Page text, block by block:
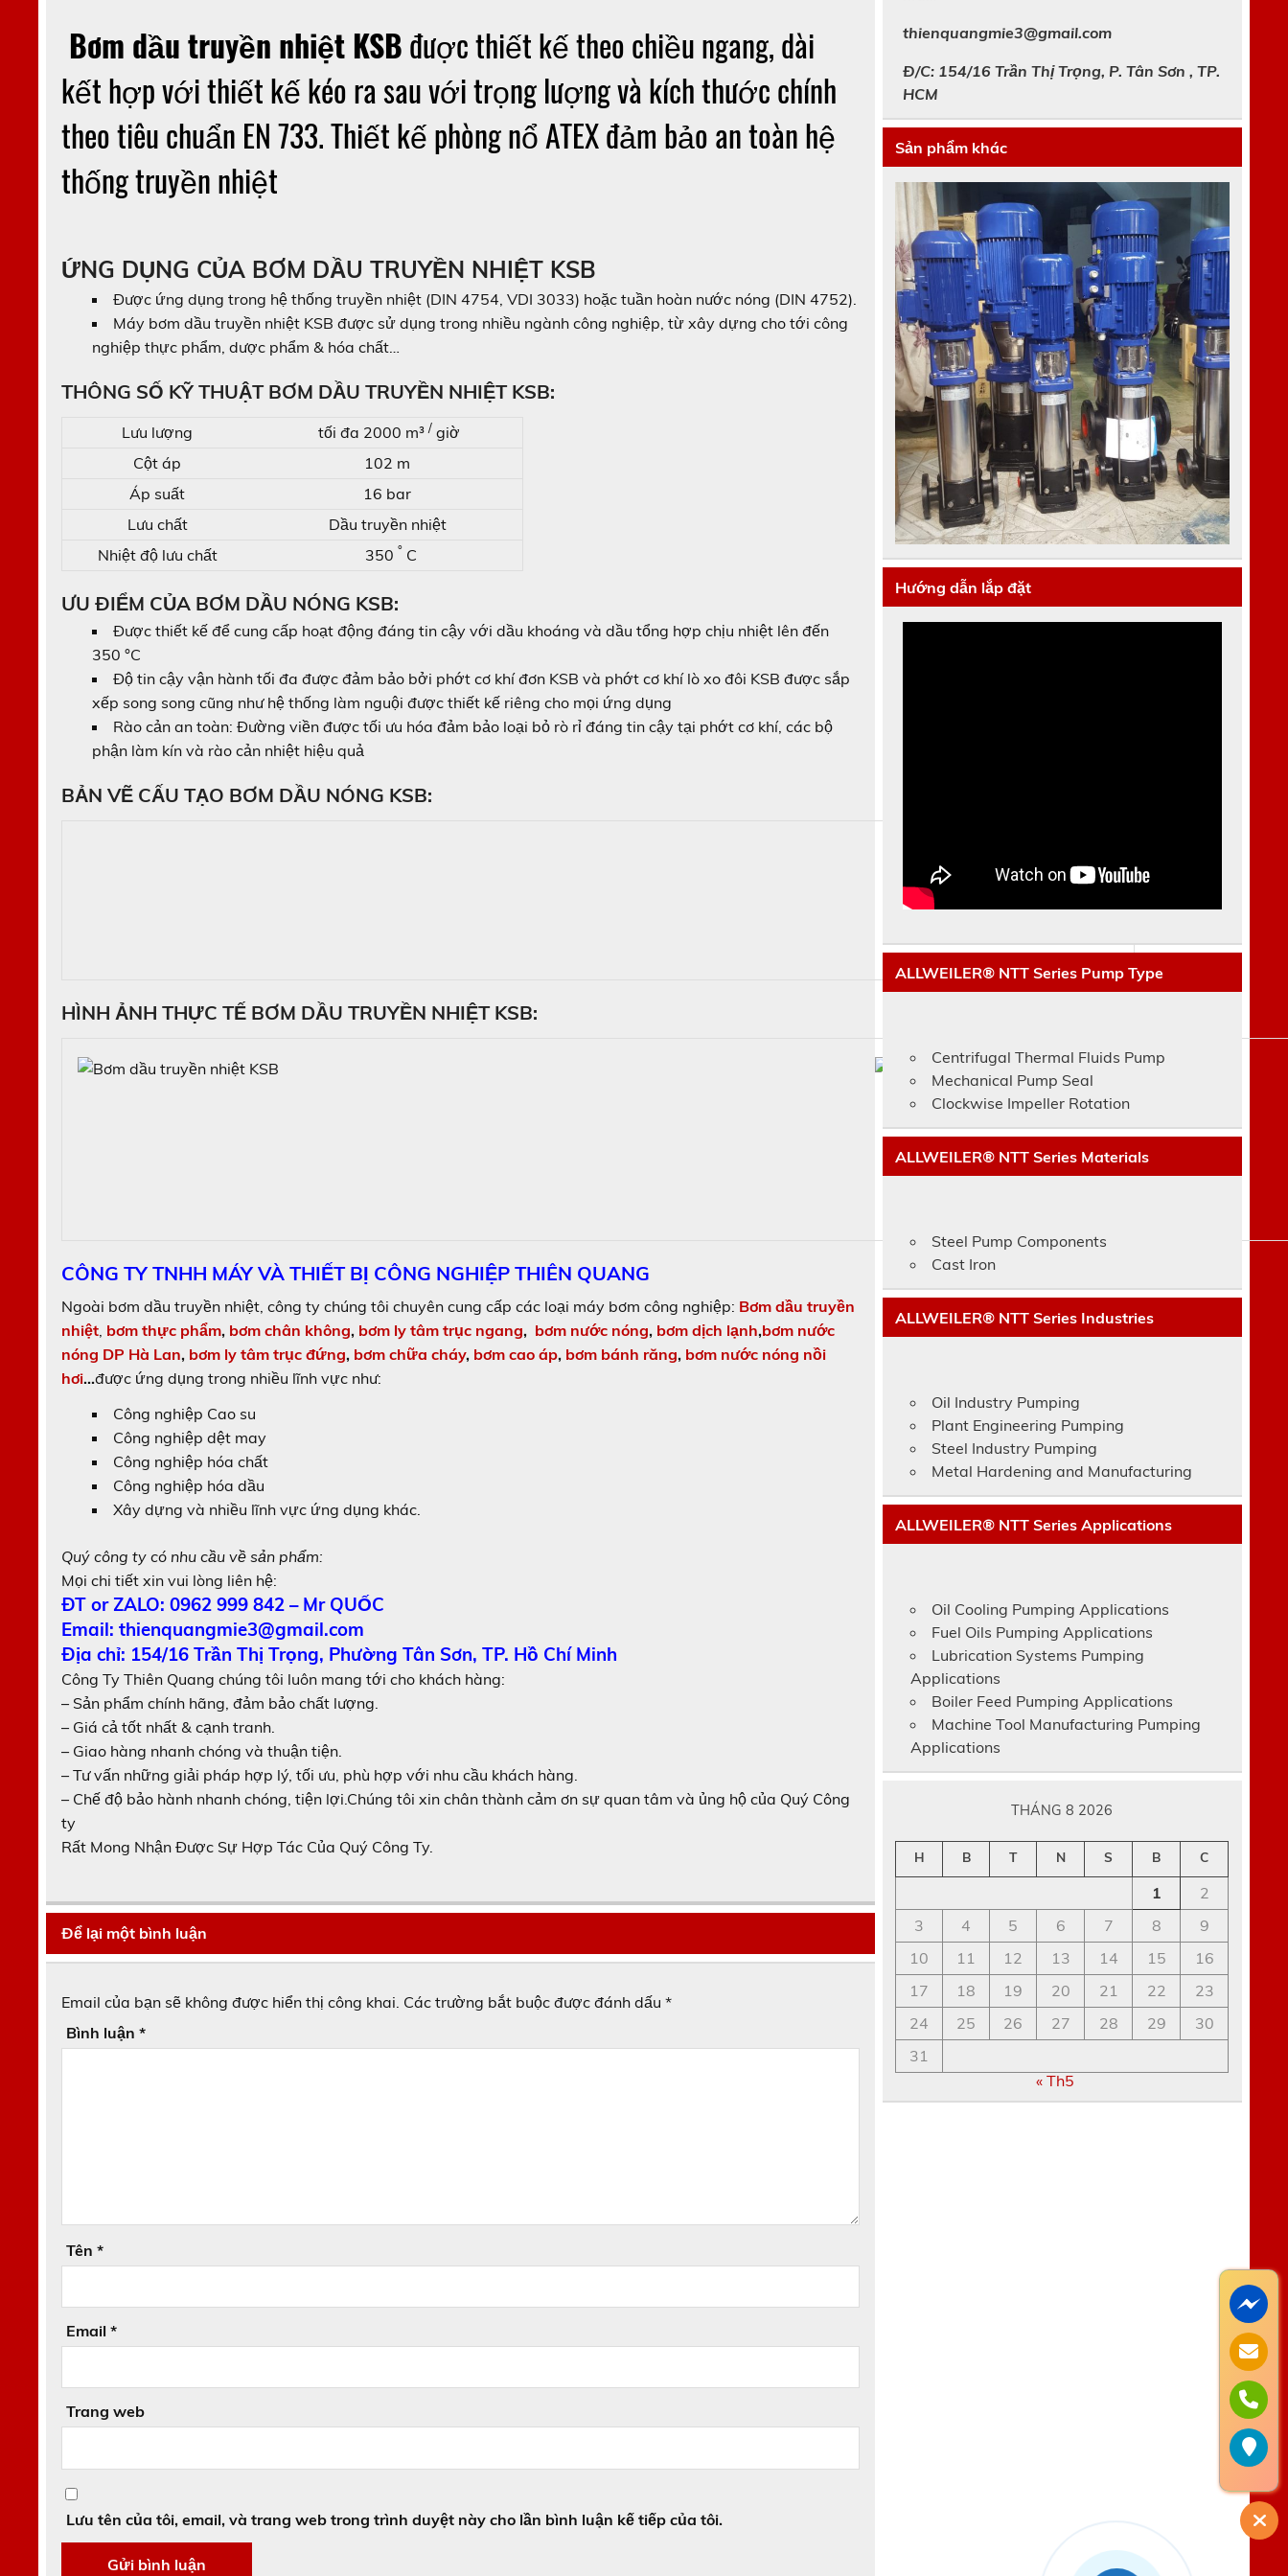
Bơm dầu truyền nhiệt KSBđược thiết kế theo chiều ngang, dài
kết hợp với thiết kế kéo ra sau với trọng lượng và kích thước chính
theo tiêu chuẩn EN 733. Thiết kế phòng nổ ATEX đảm bảo an toàn hệ
thống truyền nhiệt
ỨNG DỤNG CỦA BƠM DẦU TRUYỀN NHIỆT KSB
Được ứng dụng trong hệ thống truyền nhiệt (DIN 4754, VDI 3033) hoặc tuần hoàn nước nóng (DIN 4752).
Máy bơm dầu truyền nhiệt KSB được sử dụng trong nhiều ngành công nghiệp, từ xây dựng cho tới công
nghiệp thực phẩm, dược phẩm & hóa chất…
THÔNG SỐ KỸ THUẬT BƠM DẦU TRUYỀN NHIỆT KSB:
Lưu lượng tối đa 2000 m³/ giờ
Cột áp
102 m
Áp suất
16 bar
Lưu chất
Dầu truyền nhiệt
Nhiệt độ lưu chất
350° C
ƯU ĐIỂM CỦA BƠM DẦU NÓNG KSB:
Được thiết kế để cung cấp hoạt động đáng tin cậy với dầu khoáng và dầu tổng hợp chịu nhiệt lên đến
350 °C
Độ tin cậy vận hành tối đa được đảm bảo bởi phớt cơ khí đơn KSB và phớt cơ khí lò xo đôi KSB được sắp
xếp song song cũng như hệ thống làm nguội được thiết kế riêng cho mọi ứng dụng
Rào cản an toàn: Đường viền được tối ưu hóa đảm bảo loại bỏ rò rỉ đáng tin cậy tại phớt cơ khí, các bộ
phận làm kín và rào cản nhiệt hiệu quả
BẢN VẼ CẤU TẠO BƠM DẦU NÓNG KSB:
HÌNH ẢNH THỰC TẾ BƠM DẦU TRUYỀN NHIỆT KSB:
CÔNG TY TNHH MÁY VÀ THIẾT BỊ CÔNG NGHIỆP THIÊN QUANG
Ngoài bơm dầu truyền nhiệt, công ty chúng tôi chuyên cung cấp các loại máy bơm công nghiệp: Bơm dầu truyền
nhiệt bơm thực phẩm, bơm chân không, bơm ly tâm trục ngang, bơm nước nóng, bơm dịch lạnh,bơm nước
nóng DP Hà Lan, bơm ly tâm trục đứng, bơm chữa cháy, bơm cao áp, bơm bánh răng, bơm nước nóng nồi
hơi…được ứng dụng trong nhiều lĩnh vực như:
Công nghiệp Cao su
Công nghiệp dệt may
Công nghiệp hóa chất
Công nghiệp hóa dầu
Xây dựng và nhiều lĩnh vực ứng dụng khác.
Quý công ty có nhu cầu về sản phẩm:
Mọi chi tiết xin vui lòng liên hệ:
ĐT or ZALO: 0962 999 842 – Mr QUỐC
Email: thienquangmie3@gmail.com
Địa chỉ: 154/16 Trần Thị Trọng, Phường Tân Sơn, TP. Hồ Chí Minh
Công Ty Thiên Quang chúng tôi luôn mang tới cho khách hàng:
– Sản phẩm chính hãng, đảm bảo chất lượng.
– Giá cả tốt nhất & cạnh tranh.
– Giao hàng nhanh chóng và thuận tiện.
– Tư vấn những giải pháp hợp lý, tối ưu, phù hợp với nhu cầu khách hàng.
– Chế độ bảo hành nhanh chóng, tiện lợi.Chúng tôi xin chân thành cảm ơn sự quan tâm và ủng hộ của Quý Công
ty
Rất Mong Nhận Được Sự Hợp Tác Của Quý Công Ty.
Để lại một bình luận
Email của bạn sẽ không được hiển thị công khai. Các trường bắt buộc được đánh dấu*
Bình luận*
Tên*
Email*
Trang web
Lưu tên của tôi, email, và trang web trong trình duyệt này cho lần bình luận kế tiếp của tôi.
thienquangmie3@gmail.com
Đ/C: 154/16 Trần Thị Trọng, P. Tân Sơn , TP.
HCM
Sản phẩm khác
Hướng dẫn lắp đặt
ALLWEILER® NTT Series Pump Type
Centrifugal Thermal Fluids Pump
Mechanical Pump Seal
Clockwise Impeller Rotation
ALLWEILER® NTT Series Materials
Steel Pump Components
Cast Iron
ALLWEILER® NTT Series Industries
Oil Industry Pumping
Plant Engineering Pumping
Steel Industry Pumping
Metal Hardening and Manufacturing
ALLWEILER® NTT Series Applications
Oil Cooling Pumping Applications
Fuel Oils Pumping Applications
Lubrication Systems Pumping
Applications
Boiler Feed Pumping Applications
Machine Tool Manufacturing Pumping
Applications
THÁNG 8 2026
H B T N S B C
1
2
3
4 5 6 7 8
9
10
11 12 13 14 15
16
17
18 19 20 21 22
23
24
25 26 27 28 29
30
31
« Th5